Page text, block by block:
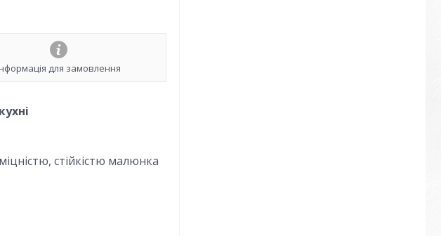
для замовлення
стійкістю малюнка